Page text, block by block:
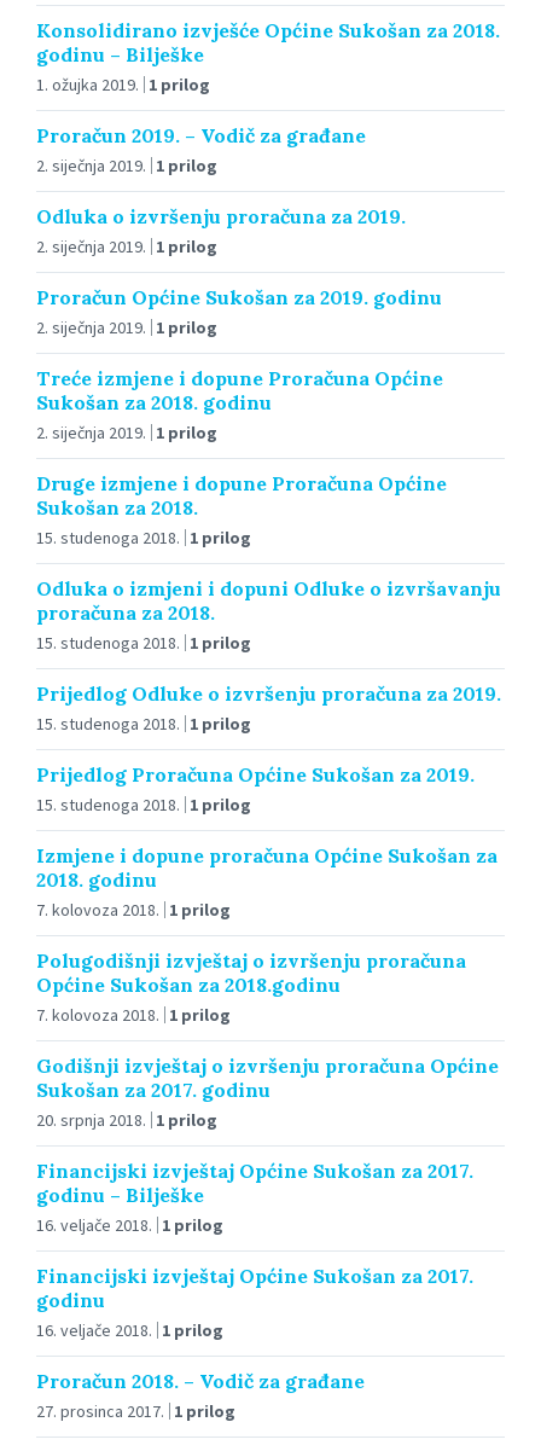
Konsolidirano izvješće Općine Sukošan za 2018.
godinu – Bilješke
1. ožujka 2019. 1 prilog
Proračun 2019. – Vodič za građane
2. siječnja 2019. 1 prilog
Odluka o izvršenju proračuna za 2019.
2. siječnja 2019. 1 prilog
Proračun Općine Sukošan za 2019. godinu
2. siječnja 2019. 1 prilog
Treće izmjene i dopune Proračuna Općine
Sukošan za 2018. godinu
2. siječnja 2019. 1 prilog
Druge izmjene i dopune Proračuna Općine
Sukošan za 2018.
15. studenoga 2018. 1 prilog
Odluka o izmjeni i dopuni Odluke o izvršavanju
proračuna za 2018.
15. studenoga 2018. 1 prilog
Prijedlog Odluke o izvršenju proračuna za 2019.
15. studenoga 2018. 1 prilog
Prijedlog Proračuna Općine Sukošan za 2019.
15. studenoga 2018. 1 prilog
Izmjene i dopune proračuna Općine Sukošan za
2018. godinu
7. kolovoza 2018. 1 prilog
Polugodišnji izvještaj o izvršenju proračuna
Općine Sukošan za 2018.godinu
7. kolovoza 2018. 1 prilog
Godišnji izvještaj o izvršenju proračuna Općine
Sukošan za 2017. godinu
20. srpnja 2018. 1 prilog
Financijski izvještaj Općine Sukošan za 2017.
godinu – Bilješke
16. veljače 2018. 1 prilog
Financijski izvještaj Općine Sukošan za 2017.
godinu
16. veljače 2018. 1 prilog
Proračun 2018. – Vodič za građane
27. prosinca 2017. 1 prilog